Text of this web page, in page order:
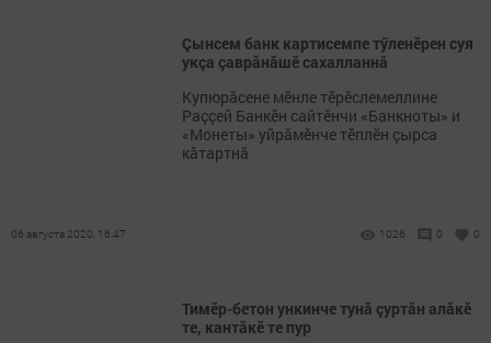
Çынсем банк картисемпе тӳленӗрен суя
укçа çаврăнăшӗ сахалланнă
Купюрăсене мӗнле тӗрӗслемеллине
Раççей Банкӗн сайтӗнчи «Банкноты» и
«Монеты» уйрăмӗнче тӗплӗн çырса
кăтартнă
06 августа 2020, 16:47 1026 0 0
Тимӗр-бетон ункинче тунӑ çуртăн алăкӗ
те, кантăкӗ те пур